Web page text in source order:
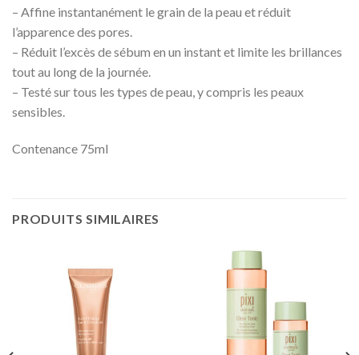
– Affine instantanément le grain de la peau et réduit
l’apparence des pores.
– Réduit l’excès de sébum en un instant et limite les brillances
tout au long de la journée.
– Testé sur tous les types de peau, y compris les peaux
sensibles.
Contenance 75ml
PRODUITS SIMILAIRES